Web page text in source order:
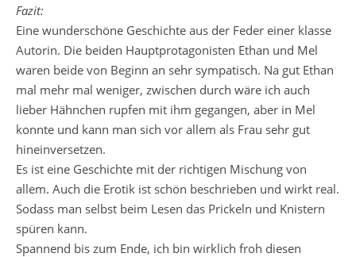
Fazit:
Eine wunderschöne Geschichte aus der Feder einer klasse
Autorin. Die beiden Hauptprotagonisten Ethan und Mel
waren beide von Beginn an sehr sympatisch. Na gut Ethan
mal mehr mal weniger, zwischen durch wäre ich auch
lieber Hähnchen rupfen mit ihm gegangen, aber in Mel
konnte und kann man sich vor allem als Frau sehr gut
hineinversetzen.
Es ist eine Geschichte mit der richtigen Mischung von
allem. Auch die Erotik ist schön beschrieben und wirkt real.
Sodass man selbst beim Lesen das Prickeln und Knistern
spüren kann.
Spannend bis zum Ende, ich bin wirklich froh diesen